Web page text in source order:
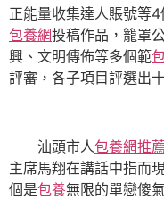
正能量收集達人賬號等
包養網投稿作品，籠罩
興、文明傳佈等多個範
評審，各子項目評選出
汕頭市人包養網推薦
主席馬翔在講話中指而
個是包養無限的單戀傻